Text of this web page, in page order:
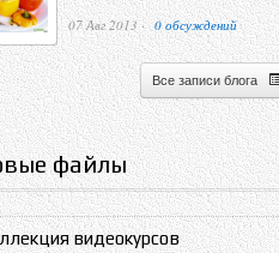
07 Авг 2013 · 0 обсуждений
Все записи блога
файлы
видеокурсов